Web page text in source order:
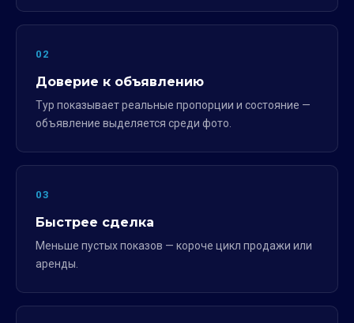
02
Доверие к объявлению
Тур показывает реальные пропорции и состояние —
объявление выделяется среди фото.
03
Быстрее сделка
Меньше пустых показов — короче цикл продажи или
аренды.